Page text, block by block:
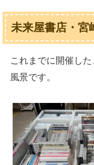
未来屋書店・宮
これまでに開催し
風景です。